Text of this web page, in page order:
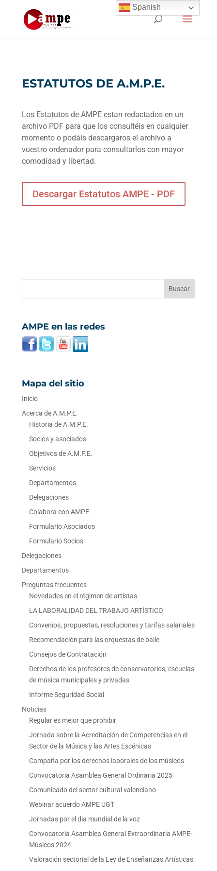
ESTATUTOS DE A.M.P.E.
Los Estatutos de AMPE estan redactados en un
archivo PDF para que los consultéis en cualquier
momento o podáis descargaros el archivo a
vuestro ordenador para consultarlos con mayor
comodidad y libertad.
Descargar Estatutos AMPE - PDF
AMPE en las redes
Mapa del sitio
Inicio
Acerca de A.M.P.E.
Historia de A.M.P.E.
Socios y asociados
Objetivos de A.M.P.E.
Servicios
Departamentos
Delegaciones
Colabora con AMPE
Formulario Asociados
Formulario Socios
Delegaciones
Departamentos
Preguntas frecuentes
Novedades en el régimen de artistas
LA LABORALIDAD DEL TRABAJO ARTÍSTICO
Convenios, propuestas, resoluciones y tarifas salariales
Recomendación para las orquestas de baile
Consejos de Contratación
Derechos de los profesores de conservatorios, escuelas
de música municipales y privadas
Informe Seguridad Social
Noticias
Regular es mejor que prohibir
Jornada sobre la Acreditación de Competencias en el
Sector de la Música y las Artes Escénicas
Campaña por los derechos laborales de los músicos
Convocatoria Asamblea General Ordinaria 2025
Comunicado del sector cultural valenciano
Webinar acuerdo AMPE UGT
Jornadas por el dia mundial de la voz
Convocatoria Asamblea General Extraordinaria AMPE-
Músicos 2024
Valoración sectorial de la Ley de Enseñanzas Artísticas
Spanish